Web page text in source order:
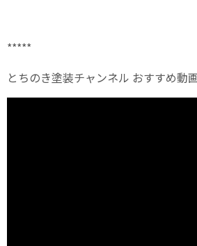
*****
とちのき塗装チャンネル おすすめ